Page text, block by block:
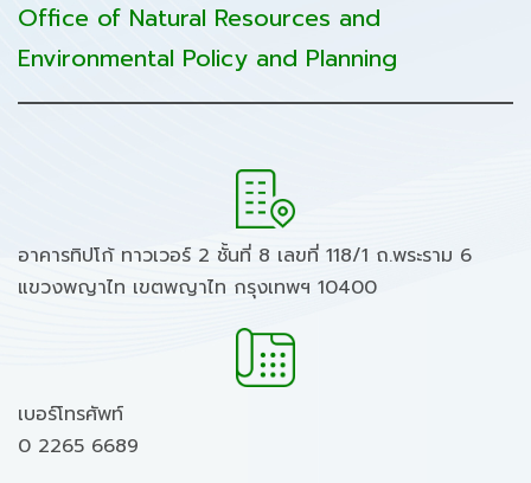
Office of Natural Resources and
Environmental Policy and Planning
อาคารทิปโก้ ทาวเวอร์ 2 ชั้นที่ 8 เลขที่ 118/1 ถ.พระราม 6
แขวงพญาไท เขตพญาไท กรุงเทพฯ 10400
เบอร์โทรศัพท์
0 2265 6689